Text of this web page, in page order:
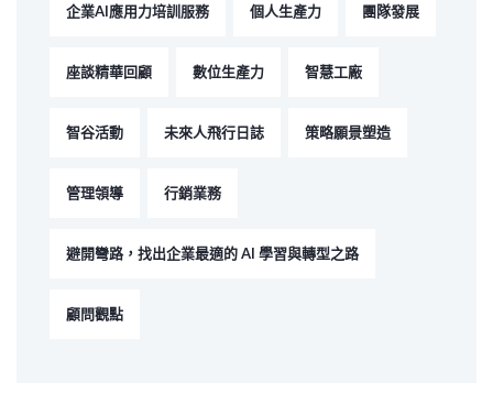
企業AI應用力培訓服務 個人生產力 團隊發展
座談精華回顧 數位生產力 智慧工廠
智谷活動 未來人飛行日誌 策略願景塑造
管理領導 行銷業務
避開彎路，找出企業最適的 AI 學習與轉型之路
顧問觀點